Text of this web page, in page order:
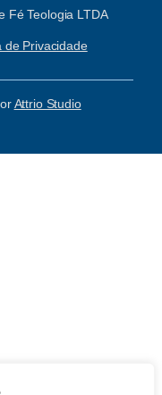
Fé Teologia LTDA
de Privacidade
Attrio Studio